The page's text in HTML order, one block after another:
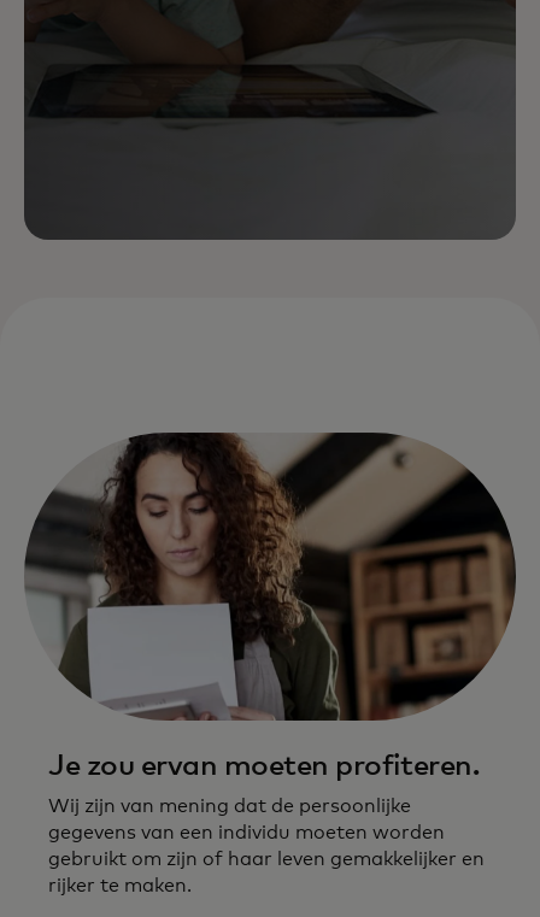
Je zou ervan moeten profiteren.
Wij zijn van mening dat de persoonlijke
gegevens van een individu moeten worden
gebruikt om zijn of haar leven gemakkelijker en
rijker te maken.